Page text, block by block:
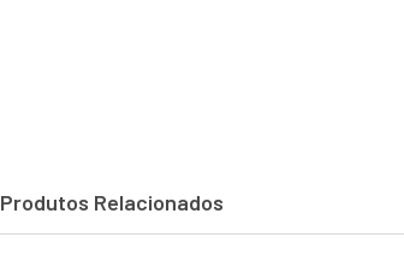
Produtos Relacionados